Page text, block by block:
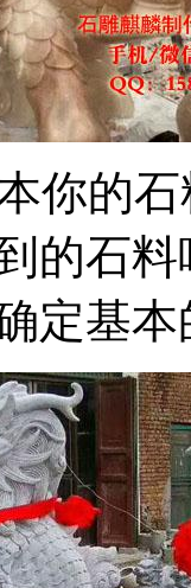
的石
的石
定基